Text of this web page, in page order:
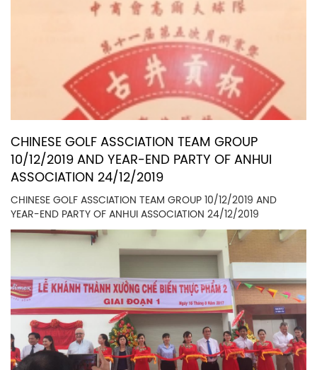
CHINESE GOLF ASSCIATION TEAM GROUP
10/12/2019 AND YEAR-END PARTY OF ANHUI
ASSOCIATION 24/12/2019
CHINESE GOLF ASSCIATION TEAM GROUP 10/12/2019 AND
YEAR-END PARTY OF ANHUI ASSOCIATION 24/12/2019